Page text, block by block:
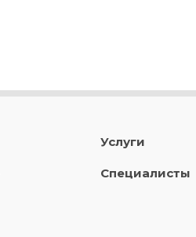
Услуги
Специалисты